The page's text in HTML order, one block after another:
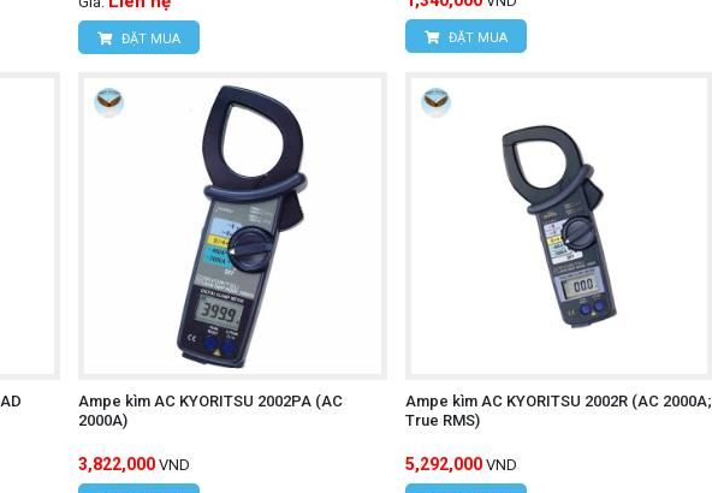
điện cảm & điện dung UNI-T UT603
ĐẶT MUA ĐẶT MUA
Ampe kìm AC KYORITSU 2002PA (AC
2000A)
3,822,000 VND
Ampe kìm AC KYORITSU 2002R (AC 2000A;
True RMS)
5,292,000 VND